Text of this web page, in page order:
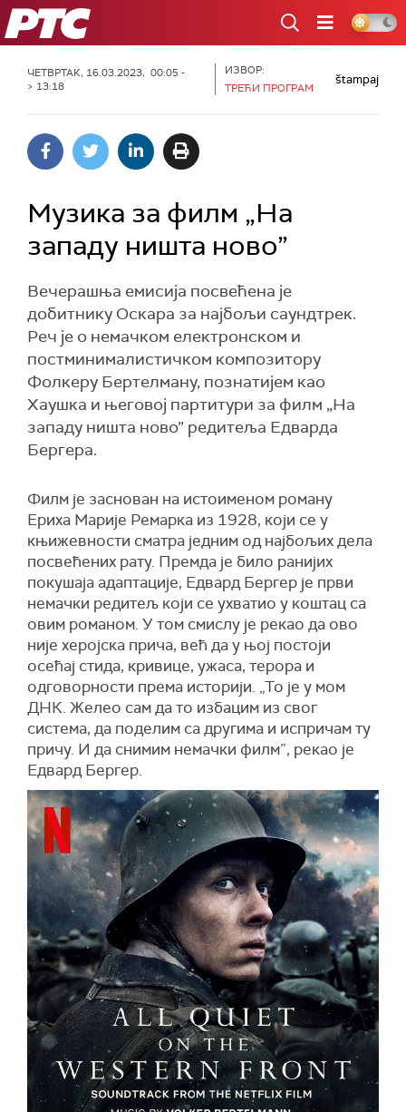
РТС
ЧЕТВРТАК, 16.03.2023, 00:05 -
> 13:18
ИЗВОР:
ТРЕЋИ ПРОГРАМ
štampaj
Музика за филм „На
западу ништа ново”
Вечерашња емисија посвећена је
добитнику Оскара за најбољи саундтрек.
Реч је о немачком електронском и
постминималистичком композитору
Фолкеру Бертелману, познатијем као
Хаушка и његовој партитури за филм „На
западу ништа ново” редитеља Едварда
Бергера.
Филм је заснован на истоименом роману
Ериха Марије Ремарка из 1928, који се у
књижевности сматра једним од најбољих дела
посвећених рату. Премда је било ранијих
покушаја адаптације, Едвард Бергер је први
немачки редитељ који се ухватио у коштац са
овим романом. У том смислу је рекао да ово
није херојска прича, већ да у њој постоји
осећај стида, кривице, ужаса, терора и
одговорности према историји. „То је у мом
ДНК. Желео сам да то избацим из свог
система, да поделим са другима и испричам ту
причу. И да снимим немачки филм”, рекао је
Едвард Бергер.